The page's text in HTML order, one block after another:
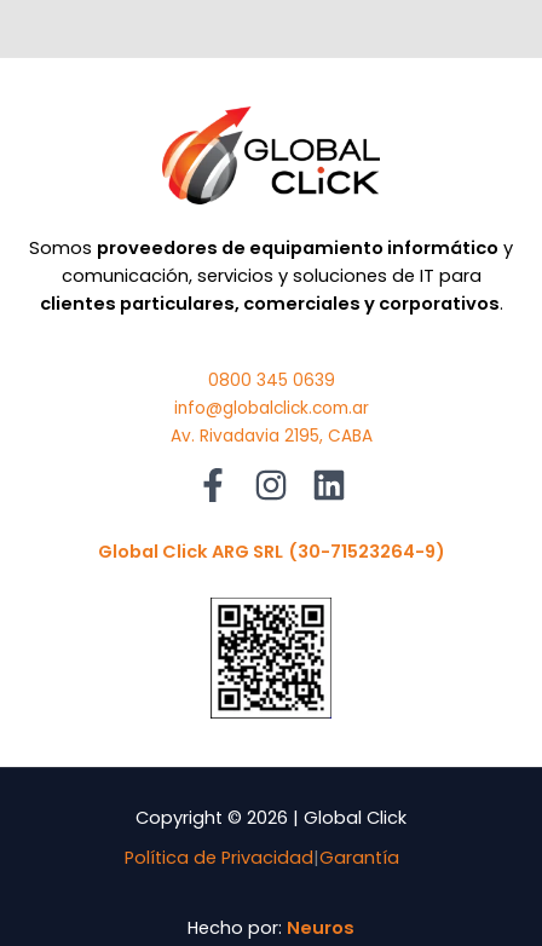
Somos proveedores de equipamiento informático y
comunicación, servicios y soluciones de IT para
clientes particulares, comerciales y corporativos.
0800 345 0639
info@globalclick.com.ar
Av. Rivadavia 2195, CABA
Global Click ARG SRL (30-71523264-9)
Copyright © 2026 | Global Click
Política de Privacidad|Garantía
Hecho por: Neuros